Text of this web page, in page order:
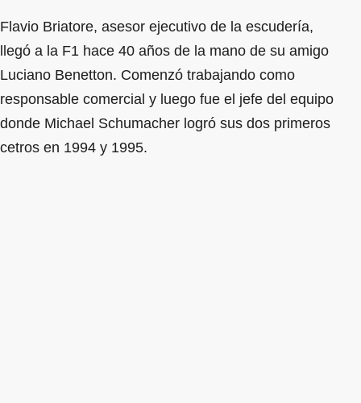
Flavio Briatore, asesor ejecutivo de la escudería,
llegó a la F1 hace 40 años de la mano de su amigo
Luciano Benetton. Comenzó trabajando como
responsable comercial y luego fue el jefe del equipo
donde Michael Schumacher logró sus dos primeros
cetros en 1994 y 1995.